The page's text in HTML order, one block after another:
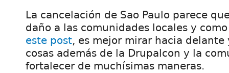
La cancelación de Sao Paulo parece
daño a las comunidades locales y
este post, es mejor mirar hacia delante
cosas además de la Drupalcon y la
fortalecer de muchísimas maneras.